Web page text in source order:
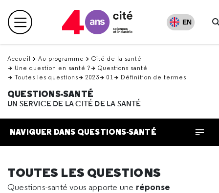
en
haut Menu principal EN
Accueil Au programme
Cité de la santé
Une question en santé ?
Questions santé
Toutes les questions
2023 01 Définition de termes
QUESTIONS-SANTÉ
UN SERVICE DE LA CITÉ DE LA SANTÉ
NAVIGUER DANS QUESTIONS-SANTÉ
TOUTES LES QUESTIONS
Questions-santé vous apporte une réponse